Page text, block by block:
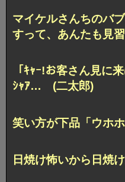
マイケルさんちのバ
すって、あんたも見
「ｷｬｰ!お客さん見に
ｼｬｱ… (二太郎)
笑い方が下品「ウホ
日焼け怖いから日焼